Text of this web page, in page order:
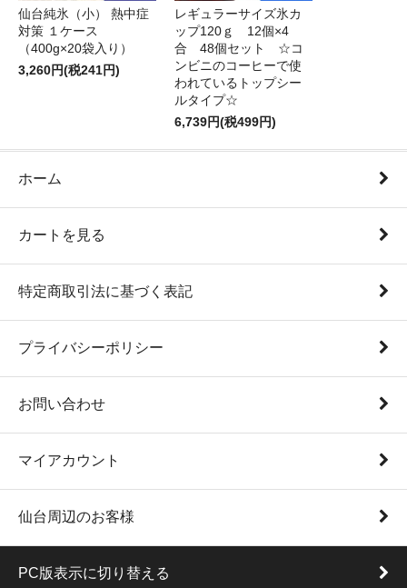
仙台純氷（小） 熱中症
対策 １ケース
（400g×20袋入り）
3,260円(税241円)
レギュラーサイズ氷カ
ップ120ｇ 12個×4
合 48個セット ☆コ
ンビニのコーヒーで使
われているトップシー
ルタイプ☆
6,739円(税499円)
ホーム
カートを見る
特定商取引法に基づく表記
プライバシーポリシー
お問い合わせ
マイアカウント
仙台周辺のお客様
PC版表示に切り替える